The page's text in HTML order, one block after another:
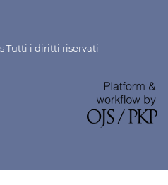
Tutti i diritti riservati -